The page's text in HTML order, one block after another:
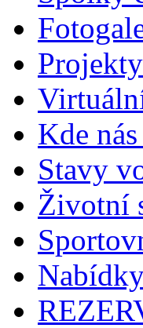
Kde
Stavy
Životní